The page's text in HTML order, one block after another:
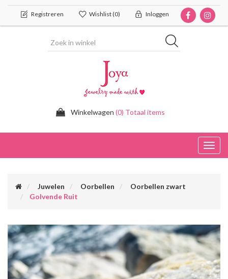
Registreren Wishlist(0) Inloggen
Winkelwagen (0) Totaal items
Juwelen Oorbellen
Oorbellen zwart
Golvende Ruit